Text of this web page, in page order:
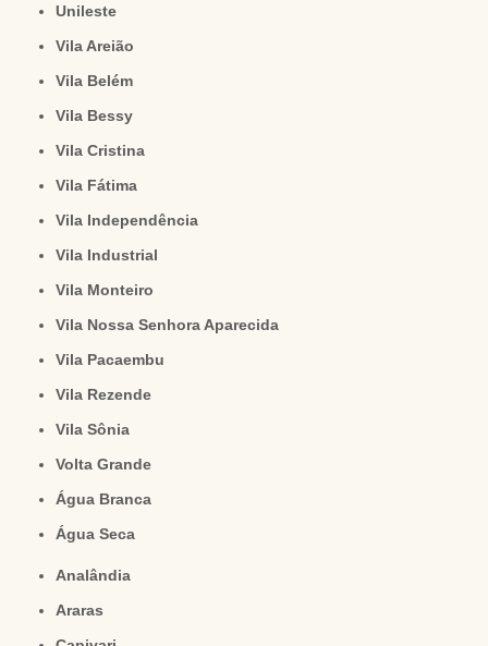
Unileste
Vila Areião
Vila Belém
Vila Bessy
Vila Cristina
Vila Fátima
Vila Independência
Vila Industrial
Vila Monteiro
Vila Nossa Senhora Aparecida
Vila Pacaembu
Vila Rezende
Vila Sônia
Volta Grande
Água Branca
Água Seca
Analândia
Araras